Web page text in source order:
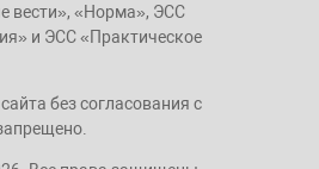
вести», «Норма», ЭСС
и ЭСС «Практическое
без согласования с